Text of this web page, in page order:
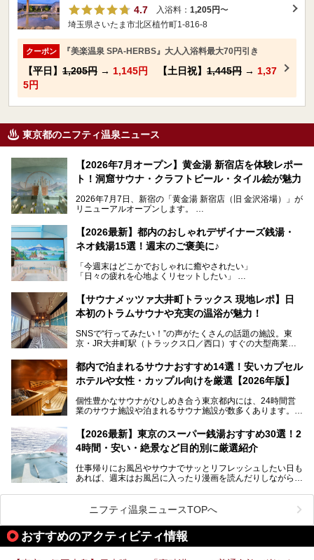
4.7
入浴料： 1,205円〜
埼玉県さいたま市北区植竹町1-816-8
クーポン 『美楽温泉 SPA-HERBS』大人入浴料最大70円引き
【平日】 1,205円 → 1,145円 【土日祝】 1,445円 → 1,37
5円
東京都のニフティ温泉ニュース
【2026年7月オープン】黄金湯 新宿店を体験レポー
ト！洞窟サウナ・クラフトビール・タイル絵が魅力
2026年7月7日、新宿の「黄金湯 新宿店（旧 金沢浴場）」が
リニューアルオープンします。
レトロでノスタルジックなタイル絵はそのまま、昔からここ
を知る地元の人にも、新しく足を運んでくれる人にも愛され
る、今の時代の"銭湯"として生まれ変わりました。洞窟のよ
ビアバーなど、新しく登場したスポットも併せて紹介しま
す。充実した設備があるのに、基本の入浴料が銭湯価格の5
【2026最新】都内のおしゃれデザイナーズ銭湯・
ネオ銭湯15選！週末のご褒美に♪
「今週末はどこかでおしゃれに癒やされたい」
「日々の疲れを心地よくリセットしたい」
となっている新しいスタイルの銭湯です。
最近、SNSやメディアで「デザイナーズ銭湯」や「ネオ銭
本記事では、そもそもこれらがどんな銭湯なのか、その気に
いおしゃれな名店15選を、おすすめの順番で一挙にご紹介
します。
【サウナメッツァ大井町トラックス 現地レポ】日
本初のトラムサウナや充実の温浴が魅力！
SNSで“行ってみたい！”の声がたくさんの話題の施設。東
京・JR大井町駅（トラックス口／西口）すぐの大型商業施
ツァ大井町トラックス」がニューオープン。施設の様子をレ
ポ―トします。
都内で泊まれるサウナおすすめ14選！安いカプセル
ホテルや女性・カップル向けを厳選【2026年版】
個性豊かなサウナがひしめき合う東京都内には、24時間営
業のサウナ施設や泊まれるサウナ施設が数多くあります。
を旅の目的とする「サ旅」や自分へのご褒美のための宿泊な
ど、自分の好きなタイミングで好きなだけサ活ができるのが
魅力です。
最近では、男性専用施設だけでなく、カップルや女性に嬉し
い個室サウナも増えてきました。
ら、特におすすめしたい施設14選をご紹介します。
してみてください。
【2026最新】東京のスーパー銭湯おすすめ30選！2
4時間・安い・絶景など目的別に厳選紹介
仕事帰りにお風呂やサウナでサッとリフレッシュしたい日も
あれば、週末はお風呂に入ったり漫画を読んだりしながら一
また、終電を逃してしまい、「このまま朝までゆっくりでき
る場所があれば」と探した経験がある人も多いのではないで
しょうか。
そこで本記事では、東京でおすすめのスーパー銭湯を、目的
ニフティ温泉ニュースTOPへ
おすすめのアクティビティ情報